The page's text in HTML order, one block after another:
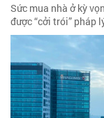
Sức mua nhà ở kỳ
được “cởi trói” pháp